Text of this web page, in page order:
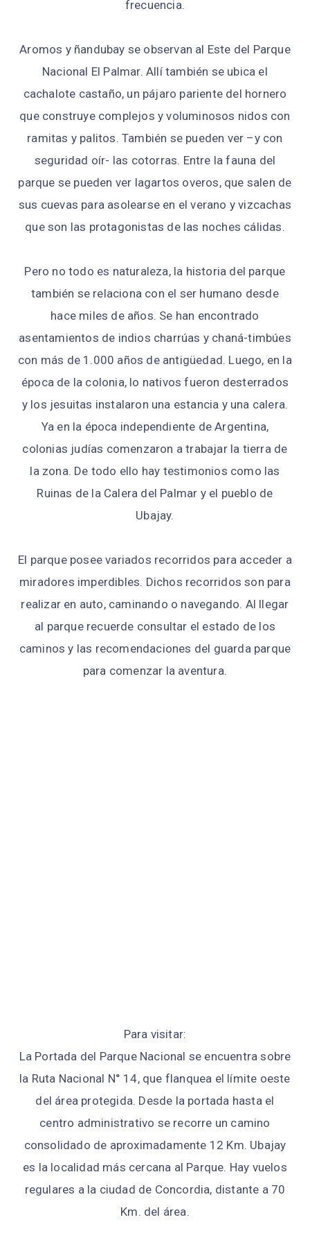
frecuencia.
Aromos y ñandubay se observan al Este del Parque
Nacional El Palmar. Allí también se ubica el
cachalote castaño, un pájaro pariente del hornero
que construye complejos y voluminosos nidos con
ramitas y palitos. También se pueden ver –y con
seguridad oír- las cotorras. Entre la fauna del
parque se pueden ver lagartos overos, que salen de
sus cuevas para asolearse en el verano y vizcachas
que son las protagonistas de las noches cálidas.
Pero no todo es naturaleza, la historia del parque
también se relaciona con el ser humano desde
hace miles de años. Se han encontrado
asentamientos de indios charrúas y chaná-timbúes
con más de 1.000 años de antigüedad. Luego, en la
época de la colonia, lo nativos fueron desterrados
y los jesuitas instalaron una estancia y una calera.
Ya en la época independiente de Argentina,
colonias judías comenzaron a trabajar la tierra de
la zona. De todo ello hay testimonios como las
Ruinas de la Calera del Palmar y el pueblo de
Ubajay.
El parque posee variados recorridos para acceder a
miradores imperdibles. Dichos recorridos son para
realizar en auto, caminando o navegando. Al llegar
al parque recuerde consultar el estado de los
caminos y las recomendaciones del guarda parque
para comenzar la aventura.
Para visitar:
La Portada del Parque Nacional se encuentra sobre
la Ruta Nacional N° 14, que flanquea el límite oeste
del área protegida. Desde la portada hasta el
centro administrativo se recorre un camino
consolidado de aproximadamente 12 Km. Ubajay
es la localidad más cercana al Parque. Hay vuelos
regulares a la ciudad de Concordia, distante a 70
Km. del área.